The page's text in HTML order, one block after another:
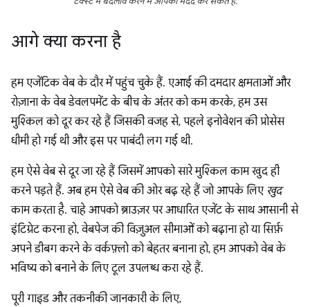
आगे क्या करना है
हम एजेंटिक वेब के दौर में पहुंच चुके हैं. एआई की दमदार क्षमताओं और
रोज़ाना के वेब डेवलपमेंट के बीच के अंतर को कम करके, हम उस
मुश्किल को दूर कर रहे हैं जिसकी वजह से, पहले इनोवेशन की प्रोसेस
धीमी हो गई थी और इस पर पाबंदी लग गई थी.
हम ऐसे वेब से दूर जा रहे हैं जिसमें आपको सारे मुश्किल काम खुद ही
करने पड़ते हैं. अब हम ऐसे वेब की ओर बढ़ रहे हैं जो आपके लिए खुद
काम करता है. चाहे आपको ब्राउज़र पर आधारित एजेंट के साथ आसानी से
इंटिग्रेट करना हो, वेबपेज की विज़ुअल सीमाओं को बढ़ाना हो या सिर्फ़
अपने डीबग करने के वर्कफ़्लो को बेहतर बनाना हो, हम आपको वेब के
भविष्य को बनाने के लिए टूल उपलब्ध करा रहे हैं.
पूरी गाइड और तकनीकी जानकारी के लिए,